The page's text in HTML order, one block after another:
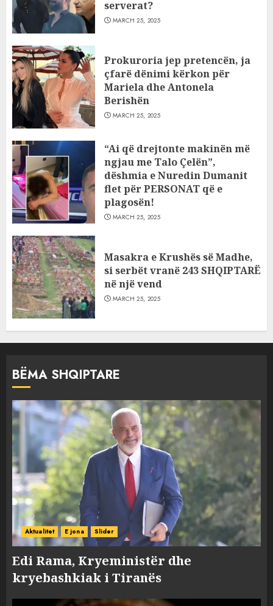
serverat?
MARCH 25, 2025
Prokuroria jep pretencën, ja
çfarë dënimi kërkon për
Mariela dhe Antonela
Berishën
MARCH 25, 2025
“Ai që drejtonte makinën më
ngjau me Talo Çelën”,
dëshmia e Nuredin Dumanit
flet për PERSONAT që e
plagosën!
MARCH 25, 2025
Masakra e Krushës së Madhe,
si serbët vranë 243 SHQIPTARË
në një vend
MARCH 25, 2025
BËMA SHQIPTARE
Aktualitet E jona Slider
Edi Rama, Kryeministër dhe
kryebashkiak i Tiranës